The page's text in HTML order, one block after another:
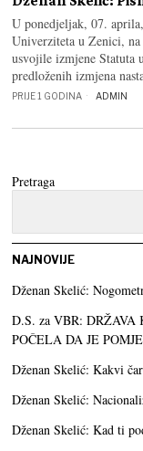
U ponedjeljak, 07.
Univerziteta u Zenici,
usvojile izmjene Statuta
predloženih izmjena
PRIJE 1 GODINA ADMIN
Pretraga
NAJNOVIJE
Dženan Skelić:
D.S. za VBR:
POČELA DA JE
Dženan Skelić: Kakvi
Dženan Skelić:
Dženan Skelić: Kad ti